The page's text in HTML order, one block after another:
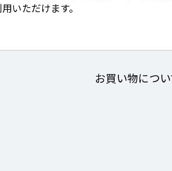
いただけます。
お買い物につ